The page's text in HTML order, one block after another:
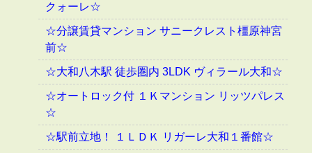
クォーレ☆
☆分譲賃貸マンション サニークレスト橿原神宮
前☆
☆大和八木駅 徒歩圏内 3LDK ヴィラール大和☆
☆オートロック付 １Ｋマンション リッツパレス
☆
☆駅前立地！ １ＬＤＫ リガーレ大和１番館☆